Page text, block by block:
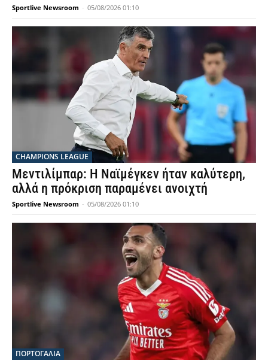
Sportlive Newsroom - 05/08/2026 01:10
CHAMPIONS LEAGUE
Μεντιλίμπαρ: Η Ναϊμέγκεν ήταν καλύτερη,
αλλά η πρόκριση παραμένει ανοιχτή
Sportlive Newsroom - 05/08/2026 01:10
ΠΟΡΤΟΓΑΛΙΑ